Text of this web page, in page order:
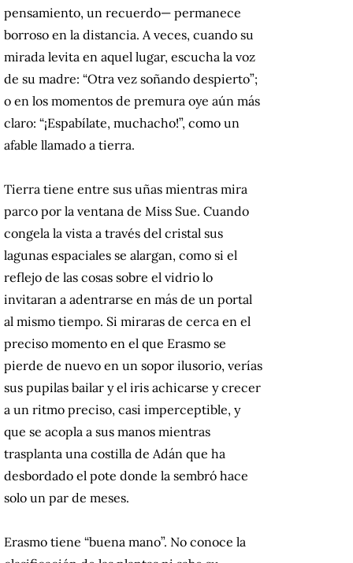
pensamiento, un recuerdo— permanece
borroso en la distancia. A veces, cuando su
mirada levita en aquel lugar, escucha la voz
de su madre: “Otra vez soñando despierto”;
o en los momentos de premura oye aún más
claro: “¡Espabílate, muchacho!”, como un
afable llamado a tierra.
Tierra tiene entre sus uñas mientras mira
parco por la ventana de Miss Sue. Cuando
congela la vista a través del cristal sus
lagunas espaciales se alargan, como si el
reflejo de las cosas sobre el vidrio lo
invitaran a adentrarse en más de un portal
al mismo tiempo. Si miraras de cerca en el
preciso momento en el que Erasmo se
pierde de nuevo en un sopor ilusorio, verías
sus pupilas bailar y el iris achicarse y crecer
a un ritmo preciso, casi imperceptible, y
que se acopla a sus manos mientras
trasplanta una costilla de Adán que ha
desbordado el pote donde la sembró hace
solo un par de meses.
Erasmo tiene “buena mano”. No conoce la